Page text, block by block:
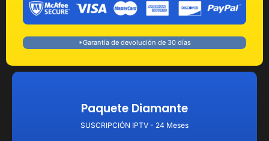
*Garantía de devolución de 30 días
Paquete Diamante
SUSCRIPCIÓN IPTV - 24 Meses